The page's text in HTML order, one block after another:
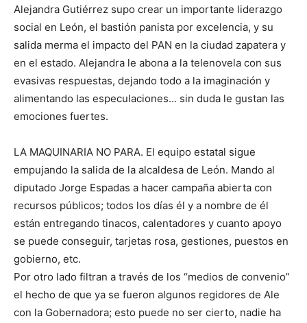
Alejandra Gutiérrez supo crear un importante liderazgo
social en León, el bastión panista por excelencia, y su
salida merma el impacto del PAN en la ciudad zapatera y
en el estado. Alejandra le abona a la telenovela con sus
evasivas respuestas, dejando todo a la imaginación y
alimentando las especulaciones… sin duda le gustan las
emociones fuertes.
LA MAQUINARIA NO PARA. El equipo estatal sigue
empujando la salida de la alcaldesa de León. Mando al
diputado Jorge Espadas a hacer campaña abierta con
recursos públicos; todos los días él y a nombre de él
están entregando tinacos, calentadores y cuanto apoyo
se puede conseguir, tarjetas rosa, gestiones, puestos en
gobierno, etc.
Por otro lado filtran a través de los “medios de convenio”
el hecho de que ya se fueron algunos regidores de Ale
con la Gobernadora; esto puede no ser cierto, nadie ha